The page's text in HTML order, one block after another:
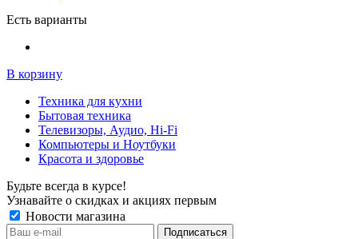
Есть варианты
В корзину
Техника для кухни
Бытовая техника
Телевизоры, Аудио, Hi-Fi
Компьютеры и Ноутбуки
Красота и здоровье
Будьте всегда в курсе!
Узнавайте о скидках и акциях первым
Новости магазина